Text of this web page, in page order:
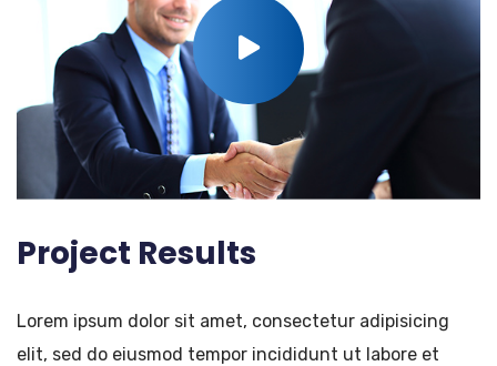
Project Results
Lorem ipsum dolor sit amet, consectetur adipisicing
elit, sed do eiusmod tempor incididunt ut labore et